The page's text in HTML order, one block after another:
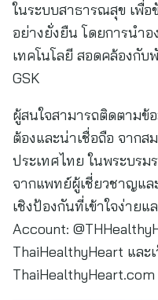
ในระบบสาธารณสุข เพื่
อย่างยั่งยืน โดยการนำ
เทคโนโลยี สอดคล้องกับ
GSK
ผู้สนใจสามารถติดตามข้
ต้องและน่าเชื่อถือ จากส
ประเทศไทย ในพระบร
จากแพทย์ผู้เชี่ยวชาญแล
เชิงป้องกันที่เข้าใจง่าย
Account:
ThaiHealthyHeart และ
ThaiHealthyHeart.com